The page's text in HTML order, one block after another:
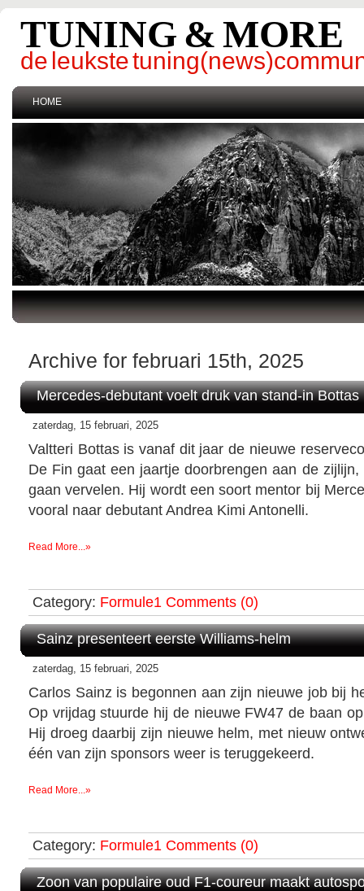
TUNING & MORE
de leukste
HOME
Archive for februari 15th, 2025
Mercedes-debutant voelt druk van stand-in Bottas
zaterdag, 15 februari, 2025
Valtteri Bottas is vanaf dit jaar de nieuwe
De Fin gaat een jaartje doorbrengen aan de
gaan vervelen. Hij wordt een soort mentor bij
vooral naar debutant Andrea Kimi Antonelli.
Read More...»
Category: Formule1 Comments (0)
Sainz presenteert eerste Williams-helm
zaterdag, 15 februari, 2025
Carlos Sainz is begonnen aan zijn nieuwe job bij
Op vrijdag stuurde hij de nieuwe FW47 de baan
Hij droeg daarbij zijn nieuwe helm, met nieuw
één van zijn sponsors weer is teruggekeerd.
Read More...»
Category: Formule1 Comments (0)
Zoon van populaire oud F1-coureur maakt